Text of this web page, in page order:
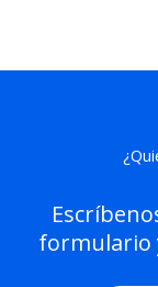
formulario